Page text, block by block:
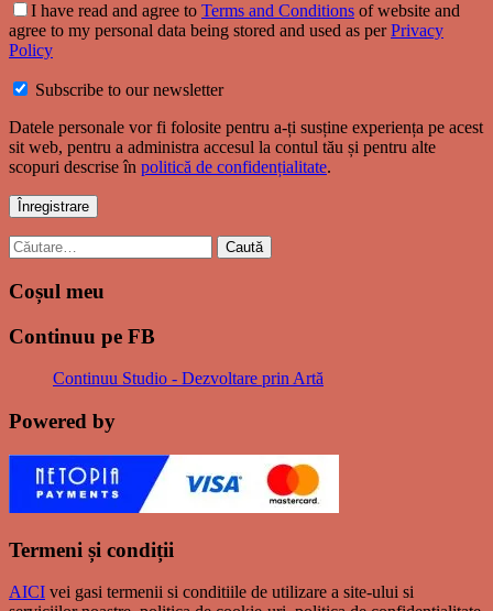
I have read and agree to Terms and Conditions of website and
agree to my personal data being stored and used as perPrivacy
Policy
Subscribe to our newsletter
Datele personale vor fi folosite pentru a-ți susține experiența pe acest
sit web, pentru a administra accesul la contul tău și pentru alte
scopuri descrise în politică de confidențialitate.
Înregistrare
Caută
după:
Coșul meu
Continuu pe FB
Continuu Studio - Dezvoltare prin Artă
Powered by
Termeni și condiții
AICI vei gasi termenii si conditiile de utilizare a site-ului si